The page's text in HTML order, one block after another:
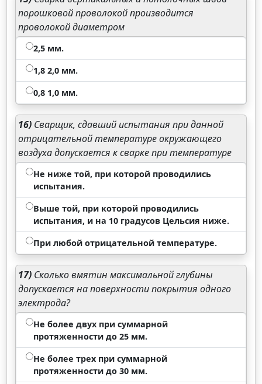
порошковой проволокой производится
проволокой диаметром
2,5 мм.
1,8 2,0 мм.
0,8 1,0 мм.
16) Сварщик, сдавший испытания при данной
отрицательной температуре окружающего
воздуха допускается к сварке при температуре
Не ниже той, при которой проводились
испытания.
Выше той, при которой проводились
испытания, и на 10 градусов Цельсия ниже.
При любой отрицательной температуре.
17) Сколько вмятин максимальной глубины
допускается на поверхности покрытия одного
электрода?
Не более двух при суммарной
протяженности до 25 мм.
Не более трех при суммарной
протяженности до 30 мм.